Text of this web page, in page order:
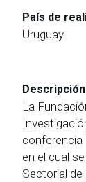
País de
Uruguay
Descripción
La
conferencia
en el cual
Sectorial de